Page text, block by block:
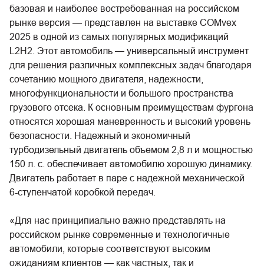
базовая и наиболее востребованная на российском
рынке версия — представлен на выставке COMvex
2025 в одной из самых популярных модификаций
L2H2. Этот автомобиль — универсальный инструмент
для решения различных комплексных задач благодаря
сочетанию мощного двигателя, надежности,
многофункциональности и большого пространства
грузового отсека. К основным преимуществам фургона
относятся хорошая маневренность и высокий уровень
безопасности. Надежный и экономичный
турбодизельный двигатель объемом 2,8 л и мощностью
150 л. с. обеспечивает автомобилю хорошую динамику.
Двигатель работает в паре с надежной механической
6-ступенчатой коробкой передач.
«Для нас принципиально важно представлять на
российском рынке современные и технологичные
автомобили, которые соответствуют высоким
ожиданиям клиентов — как частных, так и